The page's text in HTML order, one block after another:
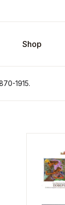
Shop
1915.